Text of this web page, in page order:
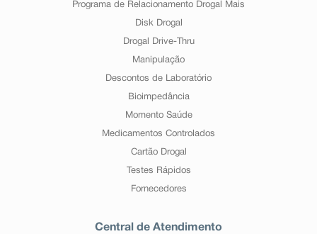
Programa de Relacionamento Drogal Mais
Disk Drogal
Drogal Drive-Thru
Manipulação
Descontos de Laboratório
Bioimpedância
Momento Saúde
Medicamentos Controlados
Cartão Drogal
Testes Rápidos
Fornecedores
Central de Atendimento